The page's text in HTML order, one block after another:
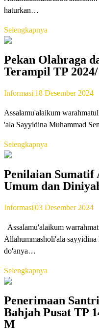
haturkan…
Selengkapnya
Pekan Olahraga
Terampil TP
Informasi|18 Desember 2024
Assalamu'alaikum
'ala Sayyidina Muhammad
Selengkapnya
Penilaian Sumatif
Umum dan
Informasi|03 Desember 2024
Assalamu'alaikum
Allahummasholi'ala
do'anya…
Selengkapnya
Penerimaan
Bahjah Pusat TP
M